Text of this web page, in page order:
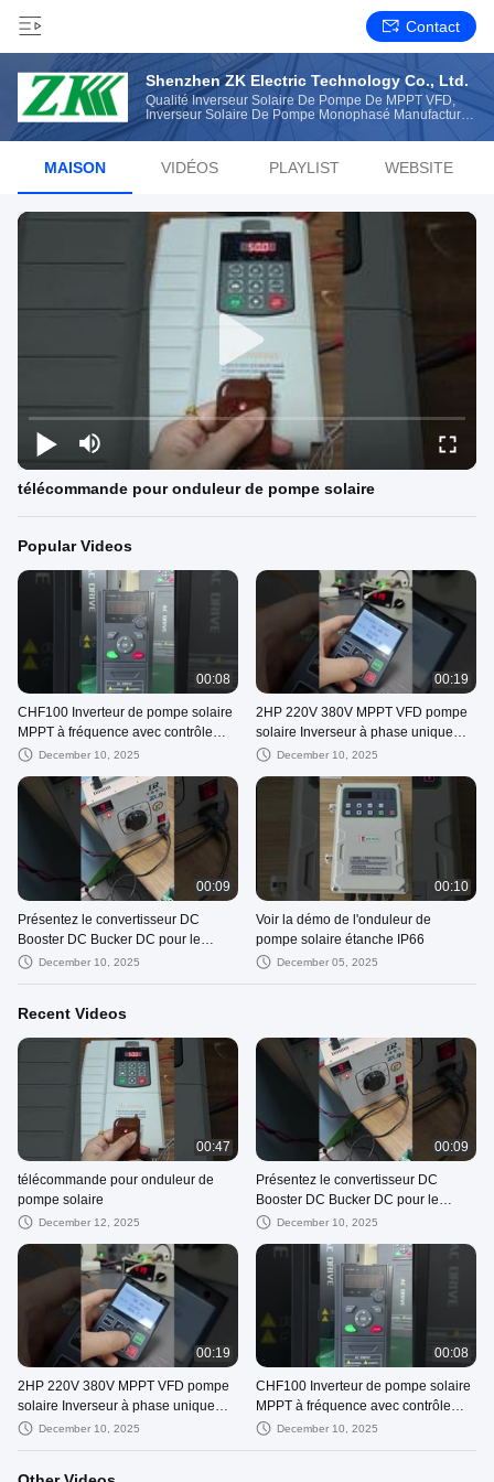
Contact
Shenzhen ZK Electric Technology Co., Ltd.
Qualité Inverseur Solaire De Pompe De MPPT VFD,
Inverseur Solaire De Pompe Monophasé Manufacturer
MAISON VIDÉOS PLAYLIST WEBSITE
télécommande pour onduleur de pompe solaire
Popular Videos
00:08
CHF100 Inverteur de pompe solaire
MPPT à fréquence avec contrôle
vectoriel pour le suivi de la
December 10, 2025
00:19
2HP 220V 380V MPPT VFD pompe
solaire Inverseur à phase unique
IP65 étanche
December 10, 2025
00:09
Présentez le convertisseur DC
Booster DC Bucker DC pour le
système de pompe solaire hybride
December 10, 2025
00:10
Voir la démo de l'onduleur de
pompe solaire étanche IP66
December 05, 2025
Recent Videos
00:47
télécommande pour onduleur de
pompe solaire
December 12, 2025
00:09
Présentez le convertisseur DC
Booster DC Bucker DC pour le
système de pompe solaire hybride
December 10, 2025
00:19
2HP 220V 380V MPPT VFD pompe
solaire Inverseur à phase unique
IP65 étanche
December 10, 2025
00:08
CHF100 Inverteur de pompe solaire
MPPT à fréquence avec contrôle
vectoriel pour le suivi de la
December 10, 2025